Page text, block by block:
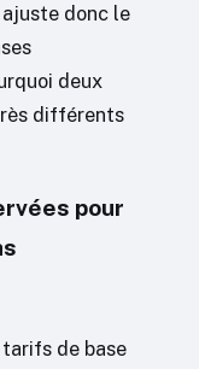
donc le
deux
différents
pour
tarifs de base